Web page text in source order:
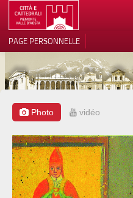
TERRITOIRE
ARCHITECTURE
MUSÉES
ITINÉRAIRES
EVÉNEMENTS
ACCUEIL
PAGE PERSONNELLE
Photo vidéo